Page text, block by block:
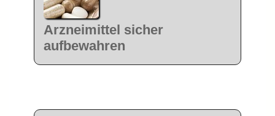
Arzneimittel sicher
aufbewahren